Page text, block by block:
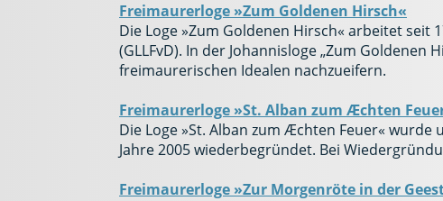
Freimaurerloge »Zum Goldenen Hirsch«
Die Loge »Zum Goldenen Hirsch« arbeitet
(GLLFvD). In der Johannisloge „Zum
freimaurerischen Idealen nachzueifern.
Freimaurerloge »St. Alban zum Æchten
Die Loge »St. Alban zum Æchten Feuer« wurde
Jahre 2005 wiederbegründet. Bei
Freimaurerloge »Zur Morgenröte in der